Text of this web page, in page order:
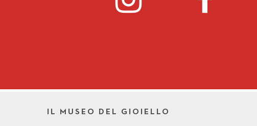
IL MUSEO DEL GIOIELLO